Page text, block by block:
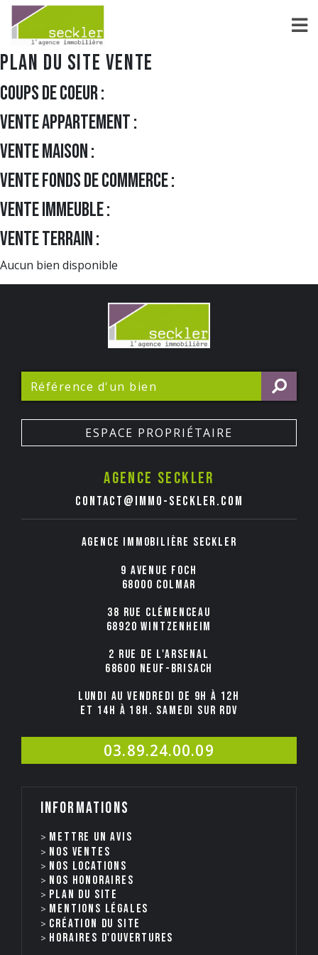
Plan du site vente
Coups de coeur :
Vente appartement :
Vente maison :
Vente fonds de commerce :
Vente immeuble :
Vente terrain :
Aucun bien disponible
ESPACE PROPRIÉTAIRE
Agence seckler
contact@immo-seckler.com
Agence immobilière Seckler
9 avenue Foch
68000 COLMAR
38 rue Clémenceau
68920 WINTZENHEIM
2 rue de l'Arsenal
68600 NEUF-BRISACH
Lundi au Vendredi de 9h à 12h
et 14h à 18h. Samedi sur rdv
03.89.24.00.09
Informations
Mettre un avis
Nos ventes
nos locations
Nos honoraires
Plan du site
Mentions légales
Création du site
Horaires d'ouvertures